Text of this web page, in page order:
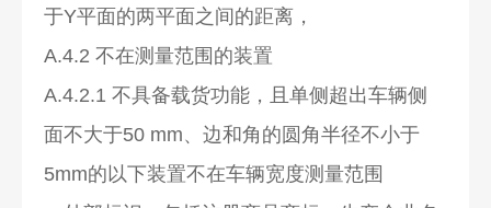
于Y平面的两平面之间的距离，
A.4.2 不在测量范围的装置
A.4.2.1 不具备载货功能，且单侧超出车辆侧
面不大于50 mm、边和角的圆角半径不小于
5mm的以下装置不在车辆宽度测量范围